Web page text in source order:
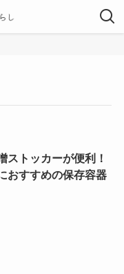
ストッカーが便利！
おすすめの保存容器